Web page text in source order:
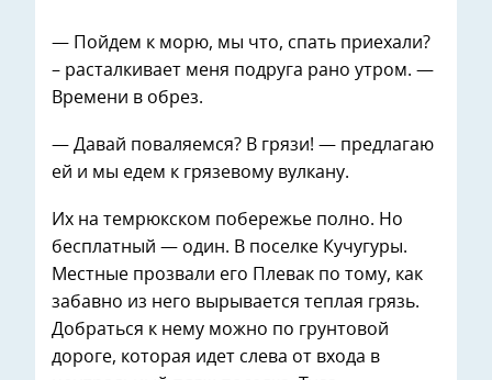
— Пойдем к морю, мы что, спать приехали?
– расталкивает меня подруга рано утром. —
Времени в обрез.
— Давай поваляемся? В грязи! — предлагаю
ей и мы едем к грязевому вулкану.
Их на темрюкском побережье полно. Но
бесплатный — один. В поселке Кучугуры.
Местные прозвали его Плевак по тому, как
забавно из него вырывается теплая грязь.
Добраться к нему можно по грунтовой
дороге, которая идет слева от входа в